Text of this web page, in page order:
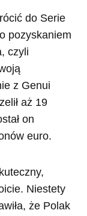
do Serie
pozyskaniem
czyli
z Genui
aż 19
on
euro.
Niestety
że Polak